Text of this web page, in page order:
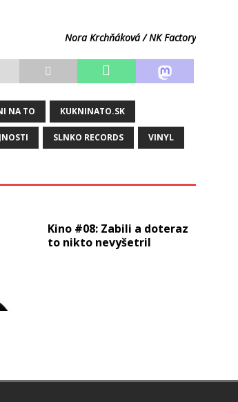
Nora Krchňáková / NK Factory
NA TO KUKNINATO.SK
SLNKO RECORDS VINYL
Kino #08: Zabili a doteraz
to nikto nevyšetril